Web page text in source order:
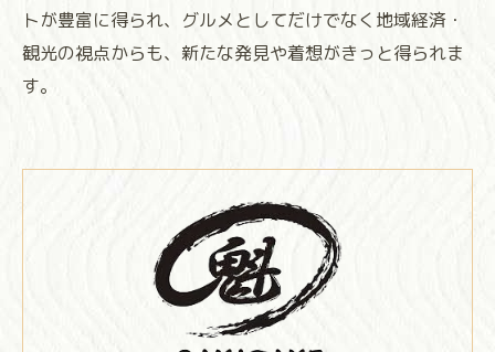
トが豊富に得られ、グルメとしてだけでなく地域経済・
観光の視点からも、新たな発見や着想がきっと得られま
す。